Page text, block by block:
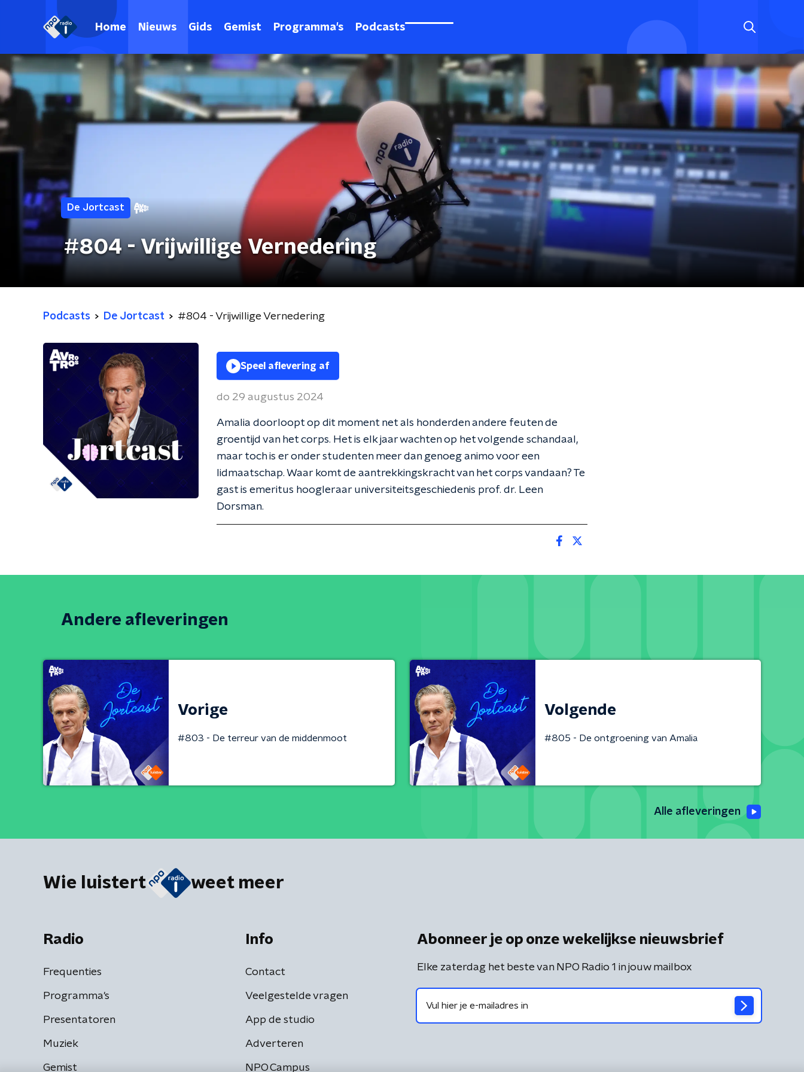
Home Nieuws Gids Gemist Programma's Podcasts
De Jortcast
#804 - Vrijwillige Vernedering
Podcasts De Jortcast #804 - Vrijwillige Vernedering
Speel aflevering af
do 29 augustus 2024
Amalia doorloopt op dit moment net als honderden andere feuten de
groentijd van het corps. Het is elk jaar wachten op het volgende schandaal,
maar toch is er onder studenten meer dan genoeg animo voor een
lidmaatschap. Waar komt de aantrekkingskracht van het corps vandaan? Te
gast is emeritus hoogleraar universiteitsgeschiedenis prof. dr. Leen
Dorsman.
Andere afleveringen
Vorige
#803 - De terreur van de middenmoot
Volgende
#805 - De ontgroening van Amalia
Alle afleveringen
Wie luistert weet meer
Radio
Frequenties
Programma's
Presentatoren
Muziek
Gemist
Info
Contact
Veelgestelde vragen
App de studio
Adverteren
NPO Campus
Abonneer je op onze wekelijkse nieuwsbrief
Elke zaterdag het beste van NPO Radio 1 in jouw mailbox